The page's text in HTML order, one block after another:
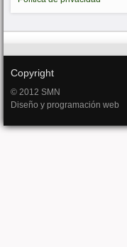
Copyright
© 2012 SMN
Diseño y programación web